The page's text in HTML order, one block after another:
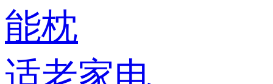
能枕
适老家电